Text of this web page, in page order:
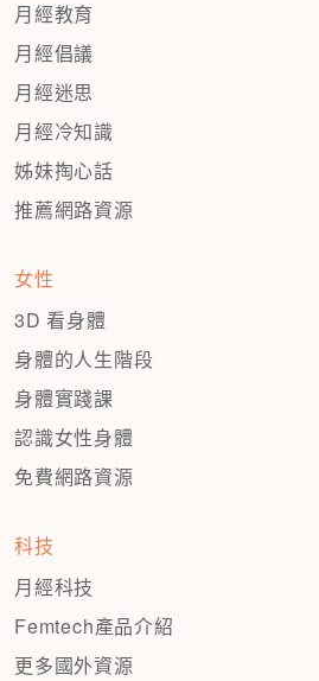
月經教育
月經倡議
月經迷思
月經冷知識
姊妹掏心話
推薦網路資源
女性
3D 看身體
身體的人生階段
身體實踐課
認識女性身體
免費網路資源
科技
月經科技
Femtech產品介紹
更多國外資源